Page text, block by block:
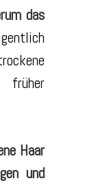
das
Haar
und